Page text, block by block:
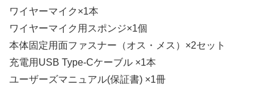
ワイヤーマイク×1本
ワイヤーマイク用スポンジ×1個
本体固定用面ファスナー（オス・メス）×2セット
充電用USB Type-Cケーブル ×1本
ユーザーズマニュアル(保証書) ×1冊